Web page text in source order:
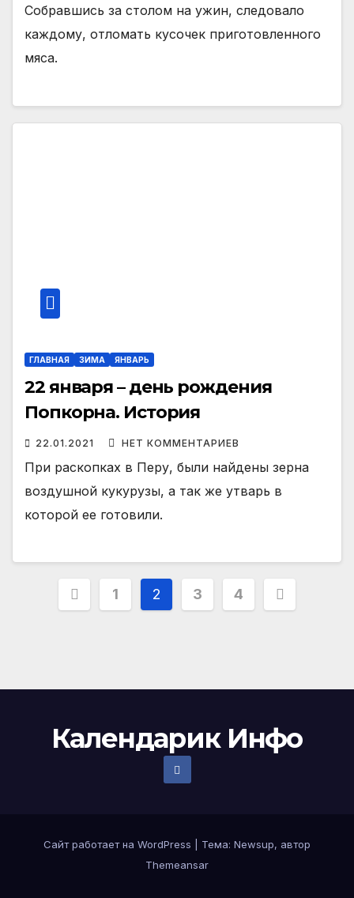
Собравшись за столом на ужин, следовало
каждому, отломать кусочек приготовленного
мяса.
ГЛАВНАЯ ЗИМА ЯНВАРЬ
22 января – день рождения
Попкорна. История
22.01.2021 НЕТ КОММЕНТАРИЕВ
При раскопках в Перу, были найдены зерна
воздушной кукурузы, а так же утварь в
которой ее готовили.
Пагинация
1 2 3 4
Календарик Инфо
Сайт работает на WordPress Тема: Newsup, автор
Themeansar